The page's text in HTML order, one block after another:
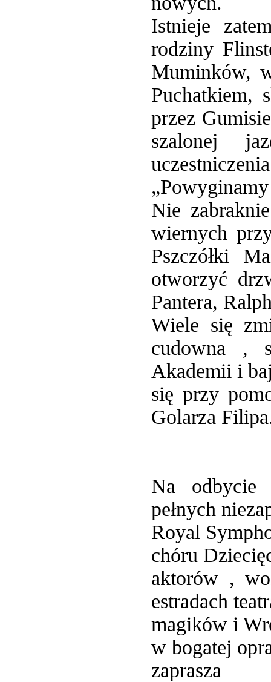
Istnieje
rodziny
Muminków,
Puchatkiem,
przez
szalonej
Nie
wiernych
Pszczółki
otworzyć
Pantera,
Wiele się
cudowna ,
Akademii i
się przy
Golarza
Na odbycie
pełnych
Royal
chóru
aktorów ,
estradach
magików i
w bogatej
zaprasza